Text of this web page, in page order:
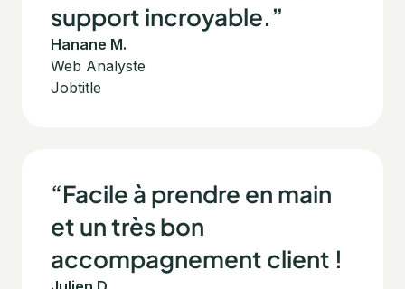
support incroyable.”
Hanane M.
Web Analyste
Jobtitle
“Facile à prendre en main
et un très bon
accompagnement client !